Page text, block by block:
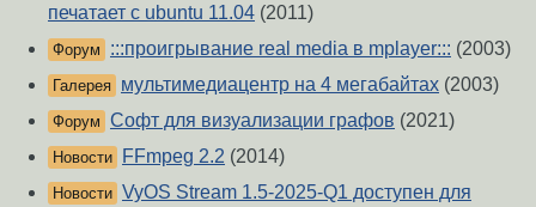
печатает с ubuntu 11.04 (2011)
Форум :::проигрывание real media в mplayer::: (2003)
Галерея мультимедиацентр на 4 мегабайтах (2003)
Форум Софт для визуализации графов (2021)
Новости FFmpeg 2.2 (2014)
Новости VyOS Stream 1.5-2025-Q1 доступен для